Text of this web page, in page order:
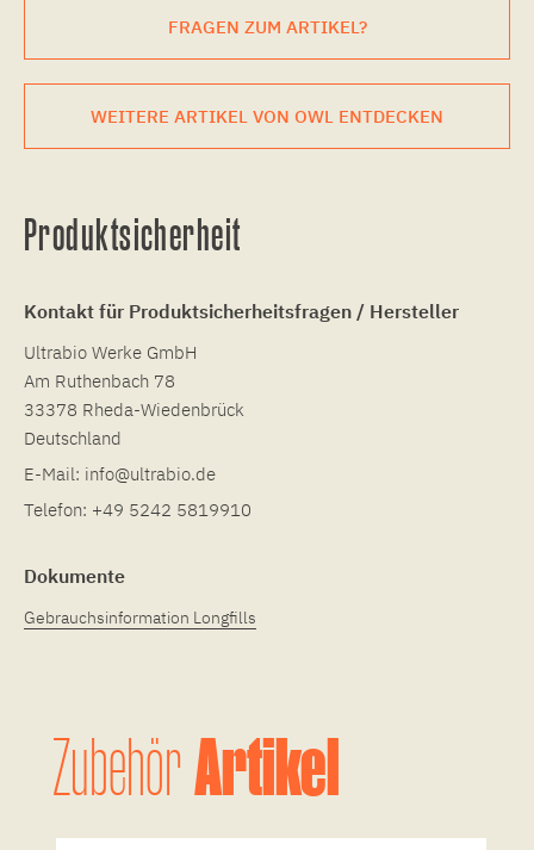
FRAGEN ZUM ARTIKEL?
WEITERE ARTIKEL VON OWL ENTDECKEN
Produktsicherheit
Kontakt für Produktsicherheitsfragen / Hersteller
Ultrabio Werke GmbH
Am Ruthenbach 78
33378 Rheda-Wiedenbrück
Deutschland
E-Mail: info@ultrabio.de
Telefon: +49 5242 5819910
Dokumente
Gebrauchsinformation Longfills
ZubehörArtikel